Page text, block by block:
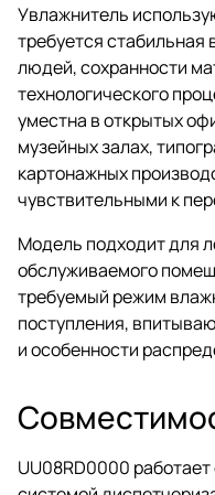
Увлажнитель
требуется
людей, сохранности
технологического
уместна в открытых
музейных залах,
картонажных
чувствительными к
Модель подходит для
обслуживаемого
требуемый режим
поступления,
и особенности
UU08RD0000